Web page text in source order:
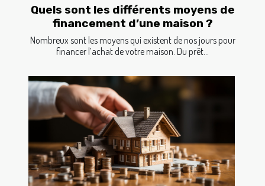
Quels sont les différents moyens de
financement d’une maison ?
Nombreux sont les moyens qui existent de nos jours pour
financer l’achat de votre maison. Du prêt...